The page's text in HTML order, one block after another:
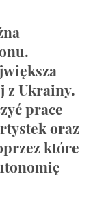
z Ukrainy.
prace
oraz
które